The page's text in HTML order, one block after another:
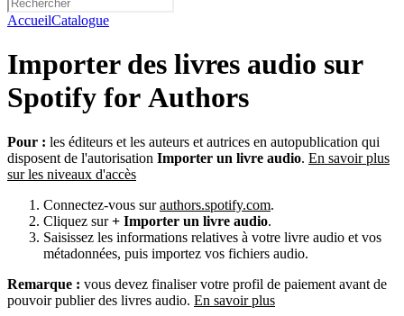
AccueilCatalogue
Importer des livres audio sur
Spotify for Authors
Pour : les éditeurs et les auteurs et autrices en autopublication qui
disposent de l'autorisation Importer un livre audio. En savoir plus
sur les niveaux d'accès
Connectez-vous surauthors.spotify.com.
Cliquez sur+ Importer un livre audio.
Saisissez les informations relatives à votre livre audio et vos
métadonnées, puis importez vos fichiers audio.
Remarque : vous devez finaliser votre profil de paiement avant de
pouvoir publier des livres audio. En savoir plus